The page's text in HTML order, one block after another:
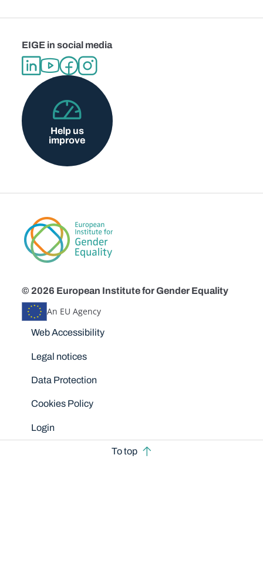
EIGE in social media
Help us
improve
© 2026 European Institute for Gender Equality
An EU Agency
Disclaimers
Web Accessibility
Legal notices
Data Protection
Cookies Policy
Login
To top